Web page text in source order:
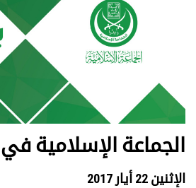
الجماعة الإسلامية
الإثنين 22 أيار 2017